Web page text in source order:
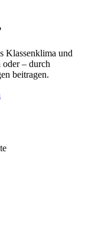
Klassenklima und
– durch
beitragen.